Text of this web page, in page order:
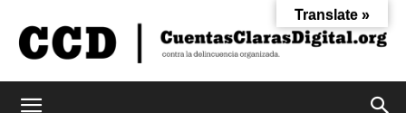
Translate »